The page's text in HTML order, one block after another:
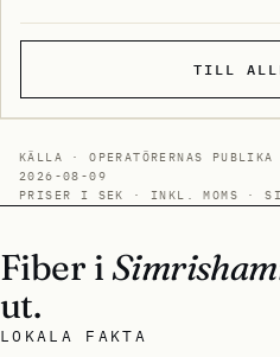
TILL
KÄLLA · OPERATÖRERNAS
2026-08-09
PRISER I SEK · INKL. MOMS ·
Fiber i
ut.
LOKALA FAKTA